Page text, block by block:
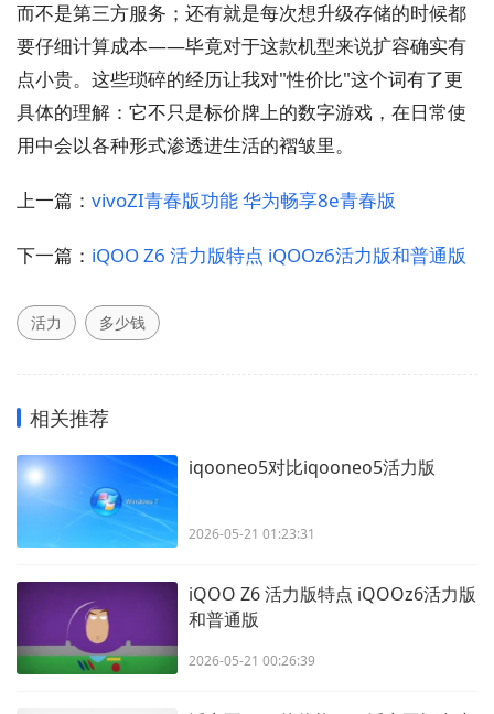
而不是第三方服务；还有就是每次想升级存储的时候都
要仔细计算成本——毕竟对于这款机型来说扩容确实有
点小贵。这些琐碎的经历让我对"性价比"这个词有了更
具体的理解：它不只是标价牌上的数字游戏，在日常使
用中会以各种形式渗透进生活的褶皱里。
上一篇： vivoZI青春版功能 华为畅享8e青春版
下一篇： iQOO Z6 活力版特点 iQOOz6活力版和普通版
活力 多少钱
相关推荐
iqooneo5对比iqooneo5活力版
2026-05-21 01:23:31
iQOO Z6 活力版特点 iQOOz6活力版
和普通版
2026-05-21 00:26:39